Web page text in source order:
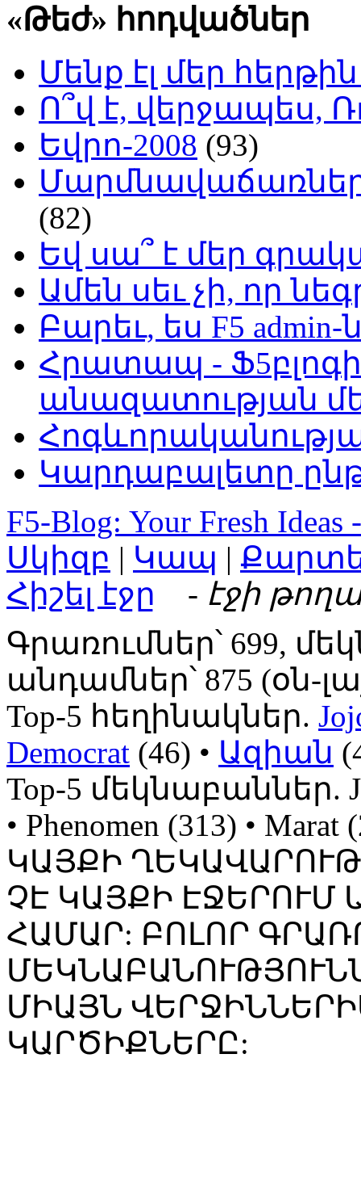
«Թեժ» հոդվածներ
Մենք էլ մեր
Ո՞վ է, վերջապես,
Եվրո-2008 (93)
Մարմնավաճառներ
(82)
Եվ սա՞ է մեր
Ամեն սեւ չի, որ
Բարեւ, ես F5 admin-
Հրատապ -
անազատության
Կարդաբալետը
F5-Blog: Your Fresh Ideas
Սկիզբ | Կապ |
Հիշել էջը
- էջի
Գրառումներ՝ 699,
անդամներ՝ 875 (օն-
Top-5 հեղինակներ.
Democrat (46) • Ազիան
Top-5 մեկնաբաններ.
• Phenomen (313) •
ԿԱՅՔԻ
ՉԷ ԿԱՅՔԻ
ՀԱՄԱՐ: ԲՈԼՈՐ
ՄԻԱՅՆ
ԿԱՐԾԻՔՆԵՐԸ: